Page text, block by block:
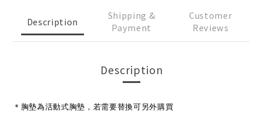
Description
Shipping &
Payment
Customer
Reviews
Description
＊胸墊為活動式胸墊，若需要替換可另外購買